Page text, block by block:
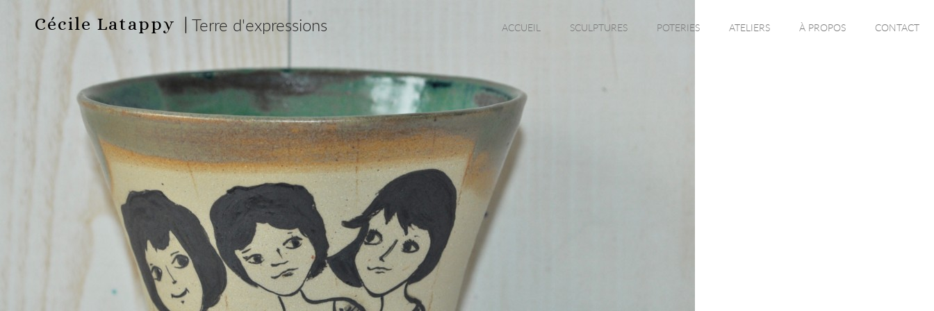
Cécile Latappy | Terre d'expressions ACCUEIL SCULPTURES POTERIES ATELIERS À PROPOS CONTACT